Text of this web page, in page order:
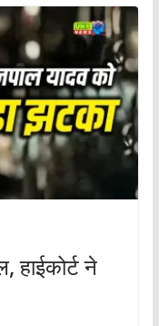
हाईकोर्ट ने